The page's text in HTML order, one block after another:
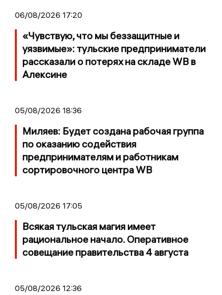
06/08/2026 17:20
«Чувствую, что мы беззащитные и
уязвимые»: тульские предприниматели
рассказали о потерях на складе WB в
Алексине
05/08/2026 18:36
Миляев: Будет создана рабочая группа
по оказанию содействия
предпринимателям и работникам
сортировочного центра WB
05/08/2026 17:05
Всякая тульская магия имеет
рациональное начало. Оперативное
совещание правительства 4 августа
05/08/2026 12:36